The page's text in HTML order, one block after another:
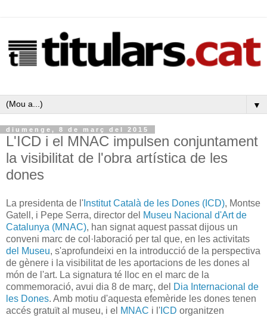
▼
diumenge, 8 de març del 2015
L'ICD i el MNAC impulsen conjuntament
la visibilitat de l'obra artística de les
dones
La presidenta de l' Institut Català de les Dones (ICD), Montse
Gatell, i Pepe Serra, director del Museu Nacional d'Art de
Catalunya (MNAC), han signat aquest passat dijous un
conveni marc de col·laboració per tal que, en les activitats
del Museu, s'aprofundeixi en la introducció de la perspectiva
de gènere i la visibilitat de les aportacions de les dones al
món de l'art. La signatura té lloc en el marc de la
commemoració, avui dia 8 de març, del Dia Internacional de
les Dones. Amb motiu d'aquesta efemèride les dones tenen
accés gratuït al museu, i el MNAC i l' ICD organitzen